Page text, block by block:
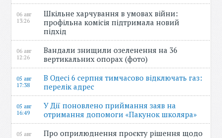
06 авг
13:26
Шкільне харчування в умовах війни:
профільна комісія підтримала новий
підхід
06 авг
12:26
Вандали знищили озеленення на 36
вертикальних опорах (фото)
05 авг
17:38
В Одесі 6 серпня тимчасово відключать газ:
перелік адрес
05 авг
16:49
У Дії поновлено приймання заяв на
отримання допомоги «Пакунок школяра»
05 авг
Про оприлюднення проєкту рішення щодо